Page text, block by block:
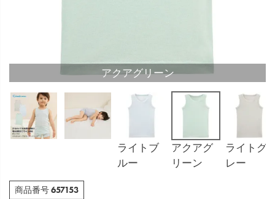
アクアグリーン
ライトブ
ルー
アクアグ
リーン
ライトグ
レー
商品番号657153